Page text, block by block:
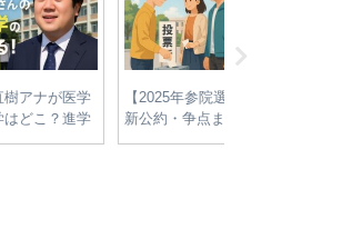
【2025年参院選】各党の最
新公約・争点まとめ｜物価
高・減税・エネルギー政策